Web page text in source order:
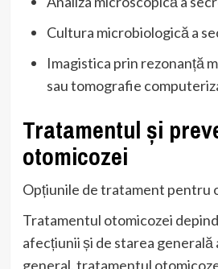
Cultura microbiologică a
Imagistica prin rezonanță
sau tomografie
Tratamentul și
otomicozei
Opțiunile de tratament pentru
Tratamentul otomicozei
afecțiunii și de starea generală
general, tratamentul